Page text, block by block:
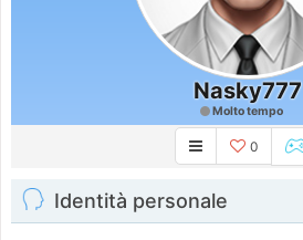
Nasky777
Molto tempo
0
Identità personale